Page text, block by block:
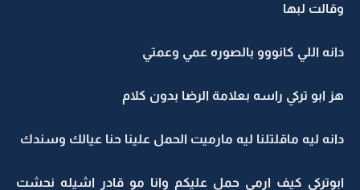
وقالت لبها
دانه اللي كانووو بالصوره عمي وعمتي
هز ابو تركي راسه بعلامة الرضا بدون كلام
دانه ليه ماقلتلنا ليه مارميت الحمل علينا حنا عيالك وسندك
ابوتركي كيف ارمي حمل عليكم وانا مو قادر اشيله نحشت